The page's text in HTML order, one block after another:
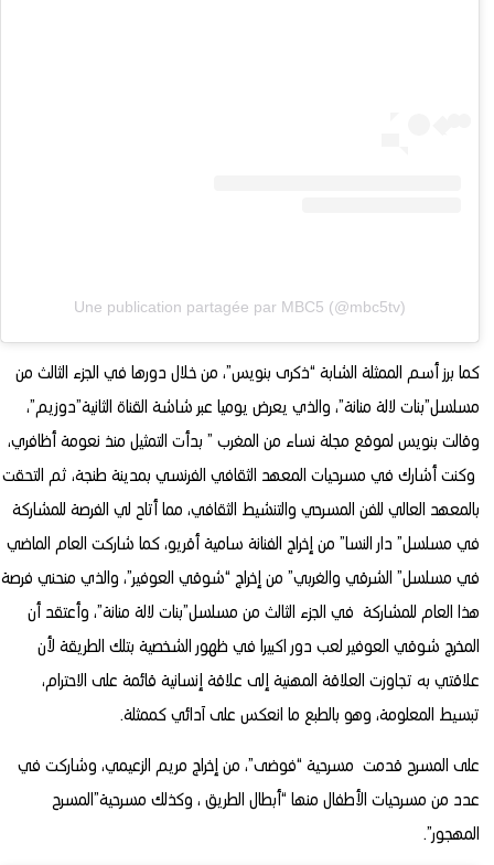
Une publication partagée par MBC5 (@mbc5tv)
كما برز أسم الممثلة الشابة “ذكرى بنويس”، من خلال دورها في الجزء الثالث من
مسلسل”بنات لالة منانة”، والذي يعرض يوميا عبر شاشة القناة الثانية”دوزيم”،
وقالت بنويس لموقع مجلة نساء من المغرب ” بدأت التمثيل منذ نعومة أظافري،
وكنت أشارك في مسرحيات المعهد الثقافي الفرنسي بمدينة طنجة، ثم التحقت
بالمعهد العالي للفن المسرحي والتنشيط الثقافي، مما أتاح لي الفرصة للمشاركة
في مسلسل” دار النسا” من إخراج الفنانة سامية أقريو، كما شاركت العام الماضي
في مسلسل” الشرقي والغربي” من إخراج “شوقي العوفير”، والذي منحني فرصة
هذا العام للمشاركة في الجزء الثالث من مسلسل”بنات لالة منانة”، وأعتقد أن
المخرج شوقي العوفير لعب دور اكبيرا في ظهور الشخصية بتلك الطريقة لأن
علاقتي به تجاوزت العلاقة المهنية إلى علاقة إنسانية قائمة على الاحترام،
تبسيط المعلومة، وهو بالطبع ما انعكس على آدائي كممثلة.
على المسرح قدمت مسرحية “فوضى”، من إخراج مريم الزعيمي، وشاركت في
عدد من مسرحيات الأطفال منها “أبطال الطريق ، وكذلك مسرحية”المسرح
المهجور”.